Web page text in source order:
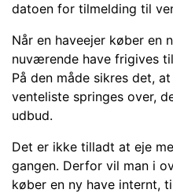
datoen for tilmelding til
Når en haveejer køber en
nuværende have frigives
På den måde sikres det,
venteliste springes over,
udbud.
Det er ikke tilladt at eje
gangen. Derfor vil man i
køber en ny have internt,